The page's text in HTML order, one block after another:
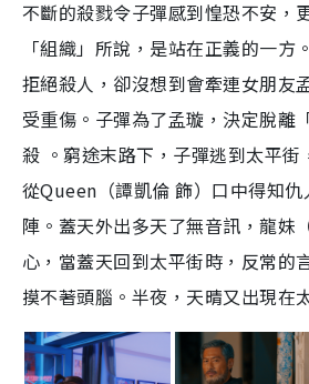
不斷的殺戮令子彈感到惶恐不安，
「組織」所說，是站在正義的一方
拒絕殺人，卻沒想到會牽連女朋友
受重傷。子彈為了孟璇，決定脫離
殺 。窮途末路下，子彈逃到太平
從Queen（譚凱倫 飾）口中得知
陣。蓋天外出多天了無音訊，龍妹
心，當蓋天回到太平街時，反常的
摸不著頭腦。半夜，天晴又出現在